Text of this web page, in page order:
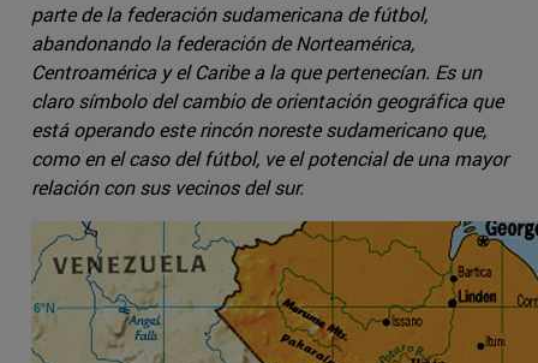
parte de la federación sudamericana de fútbol,
abandonando la federación de Norteamérica,
Centroamérica y el Caribe a la que pertenecían. Es un
claro símbolo del cambio de orientación geográfica que
está operando este rincón noreste sudamericano que,
como en el caso del fútbol, ve el potencial de una mayor
relación con sus vecinos del sur.